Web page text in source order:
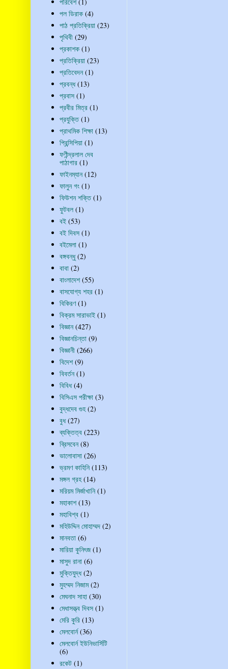
পল ডিরাক (4)
পাঠ প্রতিক্রিয়া (23)
পৃথিবী (29)
প্রকাশক (1)
প্রতিক্রিয়া (23)
প্রতিবেদন (1)
প্রবন্ধ (13)
প্রবাস (1)
প্রবীর মিত্র (1)
প্রযুক্তি (1)
প্রাথমিক শিক্ষা (13)
প্রিন্সিপিয়া (1)
ফণীন্দ্রলাল দেব
পাঠাগার (1)
ফাইনম্যান (12)
ফালুন গং (1)
ফিউশন শক্তি (1)
ফুটবল (1)
বই (53)
বই দিবস (1)
বইমেলা (1)
বঙ্গবন্ধু (2)
বাবা (2)
বাংলাদেশ (55)
বাসযোগ্য শহর (1)
বিকিরণ (1)
বিক্রম সারাভাই (1)
বিজ্ঞান (427)
বিজ্ঞানচিন্তা (9)
বিজ্ঞানী (266)
বিদেশ (9)
বিবর্তন (1)
বিবিধ (4)
বিসিএস পরীক্ষা (3)
বুদ্ধদেব গুহ (2)
বুধ (27)
ব্যক্তিত্ব (223)
ব্রিসবেন (8)
ভালোবাসা (26)
ভ্রমণ কাহিনি (113)
মঙ্গল গ্রহ (14)
মরিয়ম মির্জাখানি (1)
মহাকাশ (13)
মহাবিশ্ব (1)
মহিউদ্দিন মোহাম্মদ (2)
মানবতা (6)
মারিয়া কুনিৎজ (1)
মাসুদ রানা (6)
মুক্তিযুদ্ধ (2)
মুহম্মদ নিজাম (2)
মেঘনাদ সাহা (30)
মেধাসত্ত্ব দিবস (1)
মেরি কুরি (13)
মেলবোর্ন (36)
মেলবোর্ন ইউনিভার্সিটি
(6)
রকেট (1)